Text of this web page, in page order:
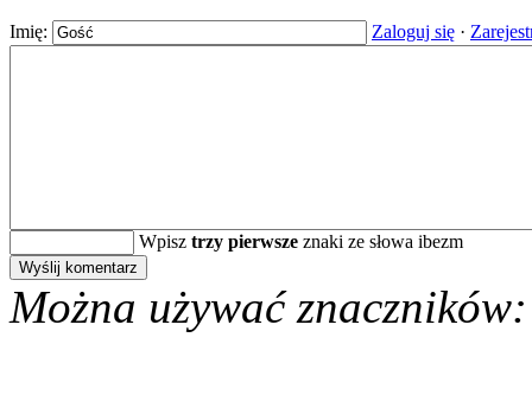
Imię: Zaloguj się ·
Wpisz trzy pierwsze znaki ze słowa ibezm
Można używać znaczników: